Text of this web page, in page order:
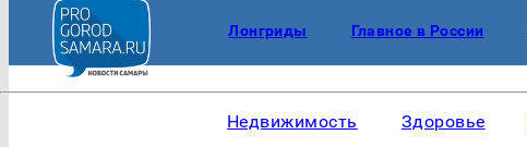
Лонгриды Главное в России
Недвижимость Здоровье